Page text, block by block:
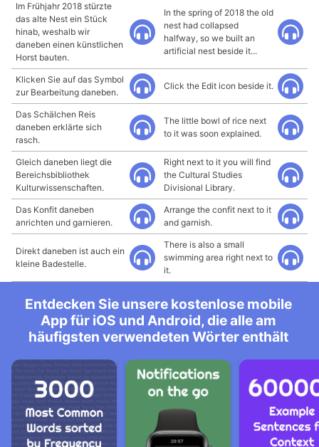
Im Frühjahr 2018 stürzte
das alte Nest ein Stück
hinab, weshalb wir
daneben einen künstlichen
Horst bauten.
In the spring of 2018 the old
nest had collapsed
halfway, so we built an
artificial nest beside it...
Klicken Sie auf das Symbol
zur Bearbeitung daneben.
Click the Edit icon beside it.
Das Schälchen Reis
daneben erklärte sich
rasch.
The little bowl of rice next
to it was soon explained.
Gleich daneben liegt die
Bereichsbibliothek
Kulturwissenschaften.
Right next to it you will find
the Cultural Studies
Divisional Library.
Das Konfit daneben
anrichten und garnieren.
Arrange the confit next to it
and garnish.
Direkt daneben ist auch ein
kleine Badestelle.
There is also a small
swimming area right next to
it.
Entdecken Sie unsere kostenlose mobile
App für iOS und Android, die alle am
häufigsten verwendeten Wörter enthält